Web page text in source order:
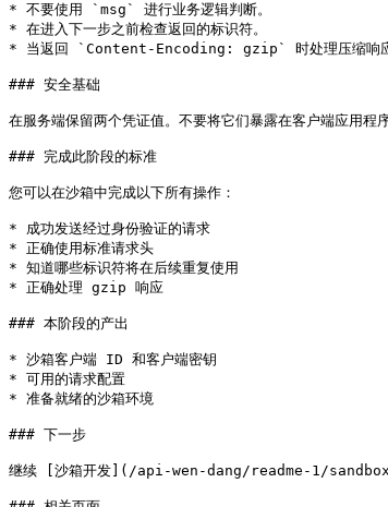
* 不要使用 `msg` 进行业务逻辑判断。
* 在进入下一步之前检查返回的标识符。
* 当返回 `Content-Encoding: gzip` 时处理压缩响应
### 安全基础
在服务端保留两个凭证值。不要将它们暴露在客户端应用程
### 完成此阶段的标准
您可以在沙箱中完成以下所有操作：
* 成功发送经过身份验证的请求
* 正确使用标准请求头
* 知道哪些标识符将在后续重复使用
* 正确处理 gzip 响应
### 本阶段的产出
* 沙箱客户端 ID 和客户端密钥
* 可用的请求配置
* 准备就绪的沙箱环境
### 下一步
继续 [沙箱开发](/api-wen-dang/readme-1/